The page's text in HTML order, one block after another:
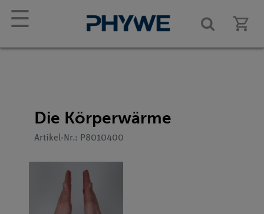
☰
Die Körperwärme
Artikel-Nr.: P8010400